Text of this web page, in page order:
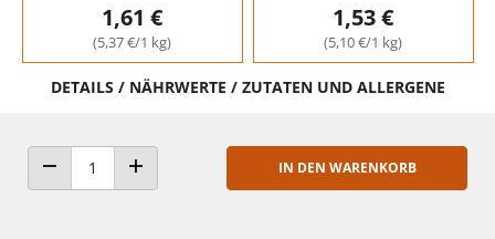
1,61 €
(5,37 €/1 kg)
1,53 €
(5,10 €/1 kg)
DETAILS / NÄHRWERTE / ZUTATEN UND ALLERGENE
ANZAHL VERRINGERNANZAHL ERHÖHEN
IN DEN WARENKORB